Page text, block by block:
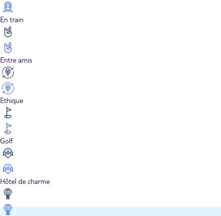
En train
Entre amis
Ethique
Golf
Hôtel de charme